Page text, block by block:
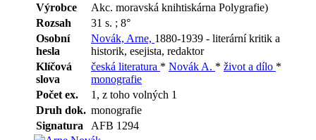
Výrobce
Akc. moravská knihtiskárna Polygrafie)
Rozsah
31 s. ; 8°
Osobní
hesla
Novák, Arne, 1880-1939 - literární kritik a
historik, esejista, redaktor
Klíčová
slova
česká literatura * Novák A. * život a dílo *
monografie
Počet ex.
1, z toho volných 1
Druh dok. monografie
Signatura
AFB 1294